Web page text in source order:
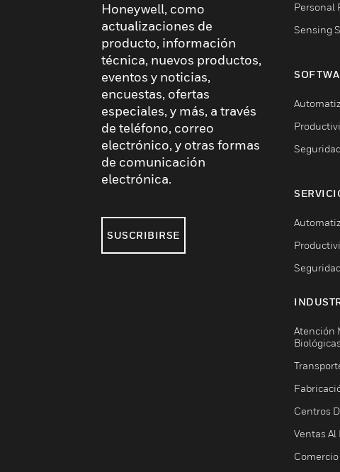
Honeywell, como
actualizaciones de
producto, información
técnica, nuevos productos,
eventos y noticias,
encuestas, ofertas
especiales, y más, a través
de teléfono, correo
electrónico, y otras formas
de comunicación
electrónica.
SUSCRIBIRSE
Personal
Sensing
Seguridad
Seguridad
Atención
Biológicas
Centros
Ventas